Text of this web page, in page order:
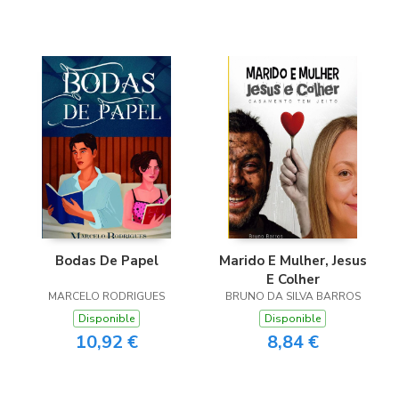
Bodas De Papel
MARCELO RODRIGUES
Disponible
10,92 €
Marido E Mulher, Jesus
E Colher
BRUNO DA SILVA BARROS
Disponible
8,84 €